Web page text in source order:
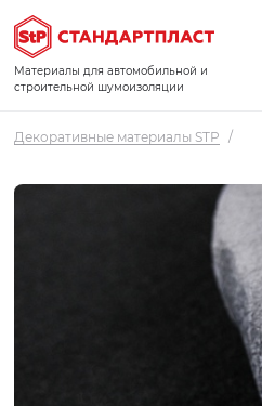
Материалы для автомобильной и
строительной шумоизоляции
Декоративные материалы STP /